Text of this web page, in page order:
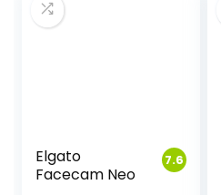
7.6
Elgato
Facecam Neo